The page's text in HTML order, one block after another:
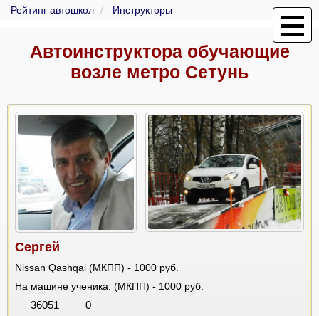
Рейтинг автошкол Инструкторы
Автоинструктора обучающие
возле метро Сетунь
Сергей
Nissan Qashqai (МКПП) - 1000 руб.
На машине ученика. (МКПП) - 1000 руб.
36051 0